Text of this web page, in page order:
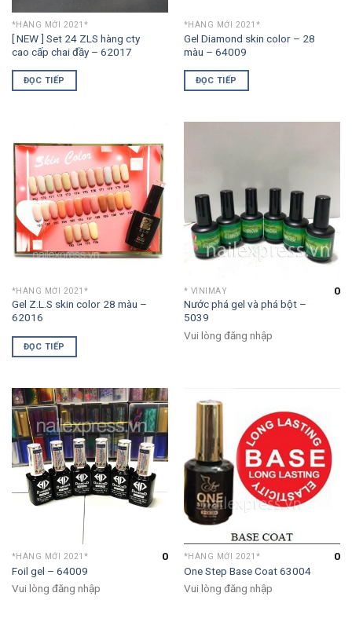
*HÀNG MỚI 2021*
[ NEW ] Set 24 ZLS hàng cty
cao cấp chai đầy – 62017
ĐỌC TIẾP
*HÀNG MỚI 2021*
Gel Diamond skin color – 28
màu – 64009
ĐỌC TIẾP
*HÀNG MỚI 2021*
Gel Z.L.S skin color 28 màu –
62016
ĐỌC TIẾP
* VINIMAY
Nước phá gel và phá bột –
5039
0
Vui lòng đăng nhập
*HÀNG MỚI 2021*
Foil gel – 64009
0
Vui lòng đăng nhập
*HÀNG MỚI 2021*
One Step Base Coat 63004
0
Vui lòng đăng nhập